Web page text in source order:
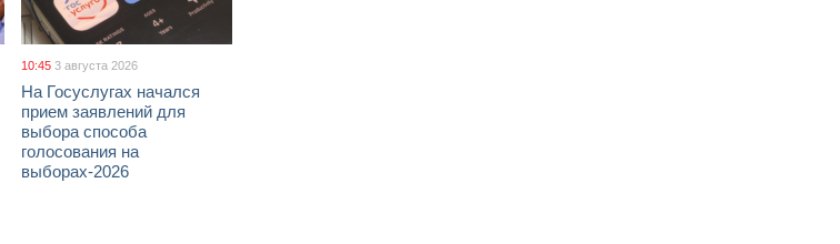
10:45 3 августа 2026
На Госуслугах начался
прием заявлений для
выбора способа
голосования на
выборах-2026